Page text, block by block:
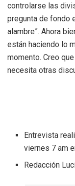
controlarse las
pregunta de fondo
alambre”. Ahora
están haciendo lo
momento. Creo
necesita otras
Entrevista
viernes 7 am
Redacción